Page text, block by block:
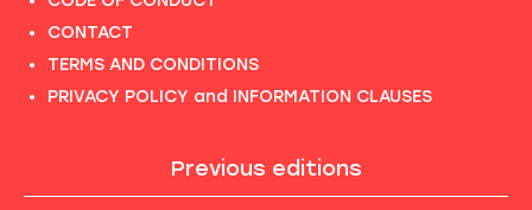
CONTACT
TERMS AND CONDITIONS
PRIVACY POLICY and INFORMATION CLAUSES
Previous editions